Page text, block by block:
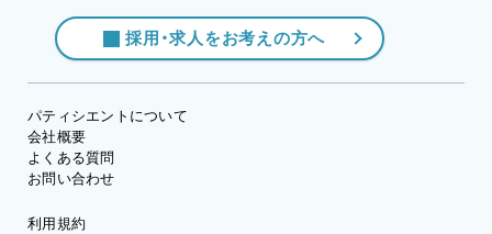
採用・求人をお考えの方へ
パティシエントについて
会社概要
よくある質問
お問い合わせ
利用規約